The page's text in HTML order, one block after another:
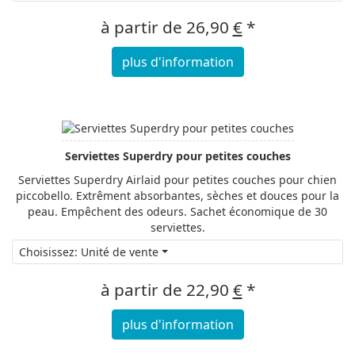
à partir de 26,90 €*
plus d'information
Serviettes Superdry pour petites couches
Serviettes Superdry Airlaid pour petites couches pour chien
piccobello. Extrêment absorbantes, sèches et douces pour la
peau. Empêchent des odeurs. Sachet économique de 30
serviettes.
Choisissez: Unité de vente
à partir de 22,90 €*
plus d'information